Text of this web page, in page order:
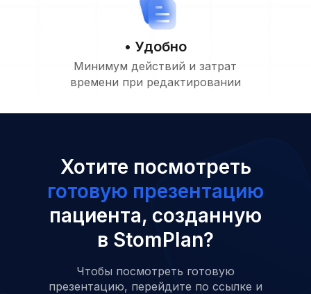
Минимум действий и затрат
времени при редактировании
• Удобно
Хотите посмотреть
готовую презентацию
пациента, созданную
в StomPlan?
Чтобы посмотреть готовую
презентацию, перейдите по ссылке и